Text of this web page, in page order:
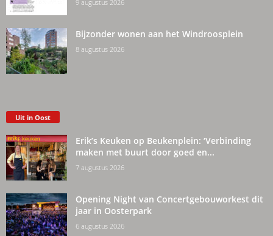
9 augustus 2026
Bijzonder wonen aan het Windroosplein
8 augustus 2026
Uit in Oost
Erik’s Keuken op Beukenplein: ‘Verbinding
maken met buurt door goed en...
7 augustus 2026
Opening Night van Concertgebouworkest dit
jaar in Oosterpark
6 augustus 2026